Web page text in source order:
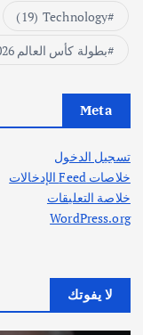
Technology
(19)
بطولة كأس العالم 2026
Meta
تسجيل الدخول
خلاصات Feed الإدخالات
خلاصة التعليقات
WordPress.org
لا يفوتك